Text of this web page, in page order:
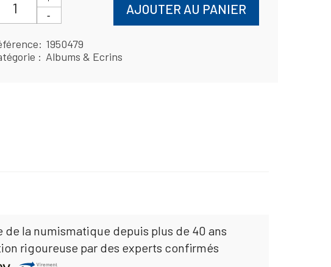
AJOUTER AU PANIER
1950479
Albums & Ecrins
de la numismatique depuis plus de 40 ans
rigoureuse par des experts confirmés